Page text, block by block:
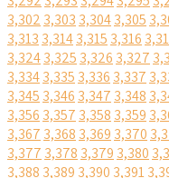
3,302 3,303 3,3043,305
3,313 3,3143,315 3,316
3,3243,325 3,326 3,327
3,3343,335 3,336 3,337
3,345 3,346 3,347 3,348
3,356 3,357 3,358 3,359
3,367 3,368 3,369 3,370
3,377 3,378 3,379 3,380
3,388 3,389 3,390 3,391